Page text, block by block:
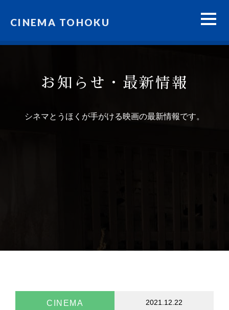
CINEMA TOHOKU
お知らせ・最新情報
シネマとうほくが手がける映画の最新情報です。
CINEMA 2021.12.22